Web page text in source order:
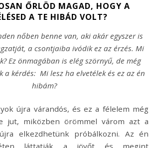
ŐRLÖD MAGAD, HOGY A
A TE HIBÁD VOLT?
nőben benne van, aki akár egyszer is
a csontjaiba ivódik ez az érzés. Mi
Ez önmagában is elég szörnyű, de még
a kérdés: Mi lesz ha elvetélek és ez az én
hibám?
újra várandós, és ez a félelem még
jut, miközben örömmel várom azt a
elkezdhetünk próbálkozni. Az én